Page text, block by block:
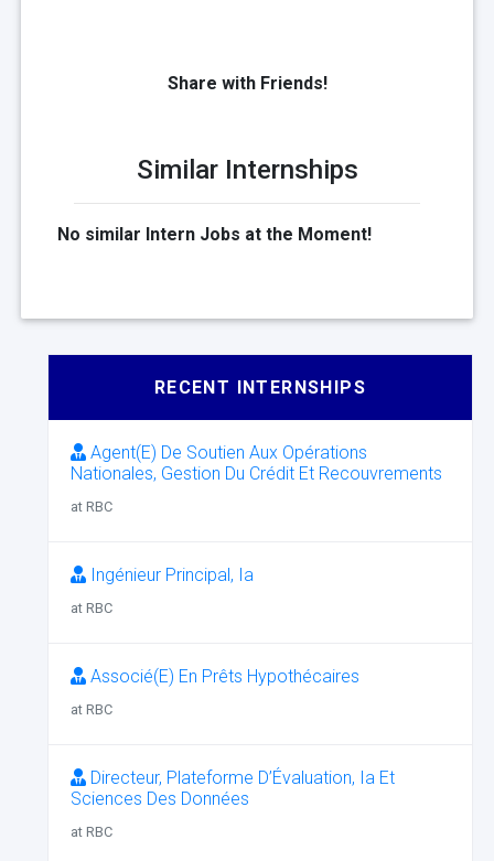
Share with Friends!
Similar Internships
No similar Intern Jobs at the Moment!
RECENT INTERNSHIPS
Agent(E) De Soutien Aux Opérations
Nationales, Gestion Du Crédit Et Recouvrements
at RBC
Ingénieur Principal, Ia
at RBC
Associé(E) En Prêts Hypothécaires
at RBC
Directeur, Plateforme D’Évaluation, Ia Et
Sciences Des Données
at RBC